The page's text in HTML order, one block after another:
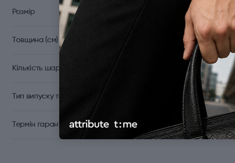
Розмір
Товщина (см)
Кількість шарів
Тип випуску товару
Термін гарантії